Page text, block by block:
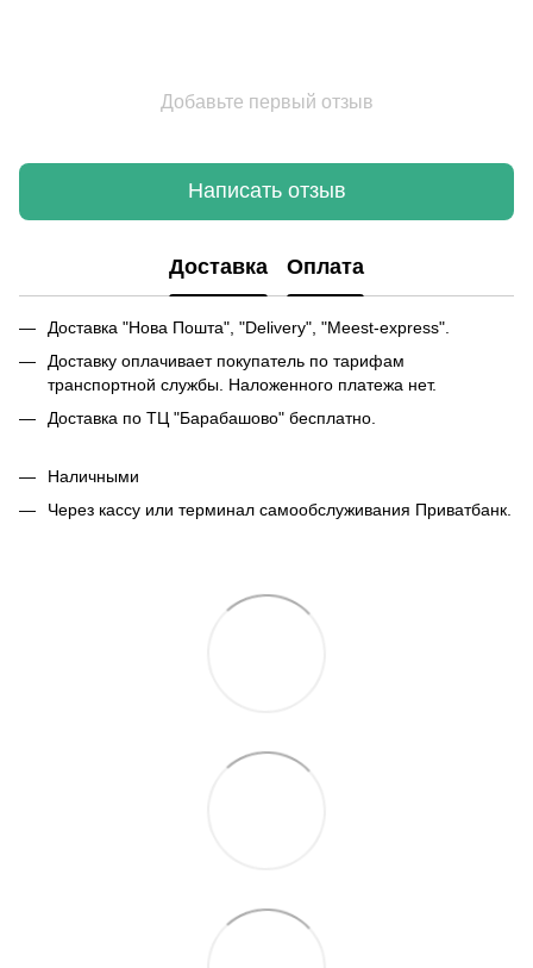
Добавьте первый отзыв
Написать отзыв
Доставка Оплата
Доставка "Нова Пошта", "Delivery", "Meest-express".
Доставку оплачивает покупатель по тарифам
транспортной службы. Наложенного платежа нет.
Доставка по ТЦ "Барабашово" бесплатно.
Наличными
Через кассу или терминал самообслуживания Приватбанк.